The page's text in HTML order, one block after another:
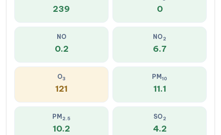
239 0
NO
0.2
NO2
6.7
O3
121
PM 10
11.1
PM 2.5
10.2
SO2
4.2